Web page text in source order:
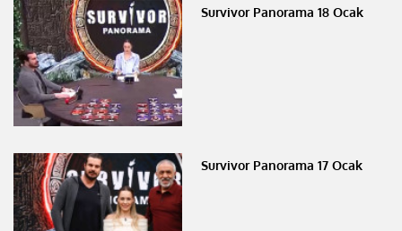
Survivor Panorama 18 Ocak
Survivor Panorama 17 Ocak